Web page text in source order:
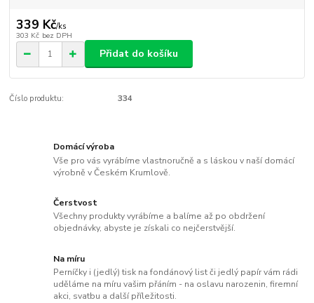
339 Kč/ks
303 Kč bez DPH
Přidat do košíku
Číslo produktu: 334
Domácí výroba
Vše pro vás vyrábíme vlastnoručně a s láskou v naší domácí
výrobně v Českém Krumlově.
Čerstvost
Všechny produkty vyrábíme a balíme až po obdržení
objednávky, abyste je získali co nejčerstvější.
Na míru
Perníčky i (jedlý) tisk na fondánový list či jedlý papír vám rádi
uděláme na míru vašim přáním - na oslavu narozenin, firemní
akci, svatbu a další příležitosti.